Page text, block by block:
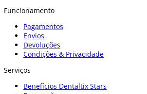
Funcionamento
Pagamentos
Envios
Devoluções
Condições & Privacidade
Serviços
Benefícios Dentaltix Stars